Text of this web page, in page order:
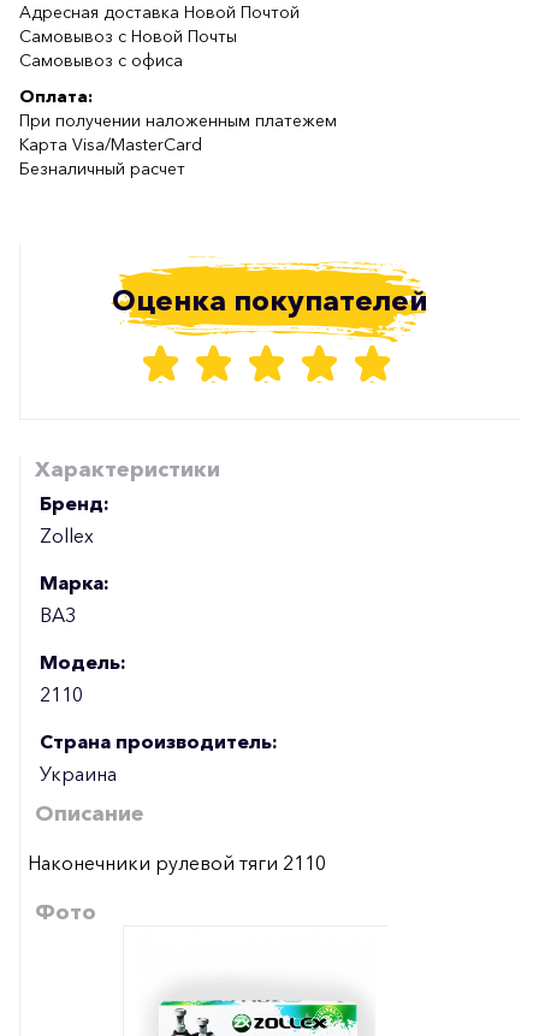
Адресная доставка Новой Почтой
Самовывоз с Новой Почты
Самовывоз с офиса
Оплата:
При получении наложенным платежем
Карта Visa/MasterCard
Безналичный расчет
Оценка покупателей
Характеристики
Бренд:
Zollex
Марка:
ВАЗ
Модель:
2110
Страна производитель:
Украина
Описание
Наконечники рулевой тяги 2110
Фото